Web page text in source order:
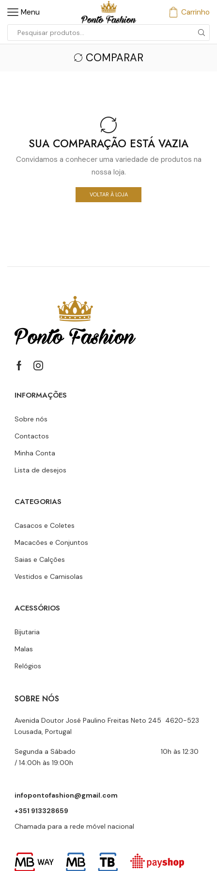
Menu Carrinho
COMPARAR
SUA COMPARAÇÃO ESTÁ VAZIA
Convidamos a conhecer uma variedade de produtos na
nossa loja.
VOLTAR À LOJA
INFORMAÇÕES
Sobre nós
Contactos
Minha Conta
Lista de desejos
CATEGORIAS
Casacos e Coletes
Macacões e Conjuntos
Saias e Calções
Vestidos e Camisolas
ACESSÓRIOS
Bijutaria
Malas
Relógios
SOBRE NÓS
Avenida Doutor José Paulino Freitas Neto 245 4620-523
Lousada, Portugal
Segunda a Sábado 10h às 12:30
/ 14:00h às 19:00h
infopontofashion@gmail.com
+351 913328659
Chamada para a rede móvel nacional